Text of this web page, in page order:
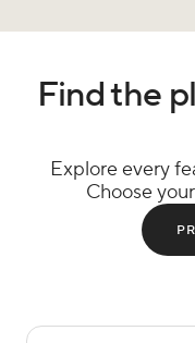
Find the
Explore every
Choose